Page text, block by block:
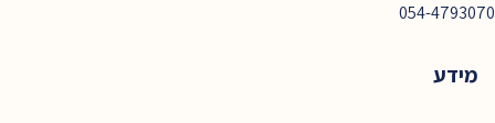
054-4793070
מידע